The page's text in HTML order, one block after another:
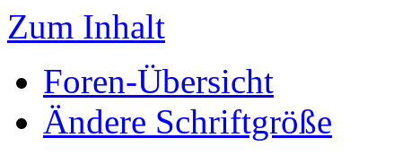
Zum Inhalt
Foren-Übersicht
Ändere Schriftgröße